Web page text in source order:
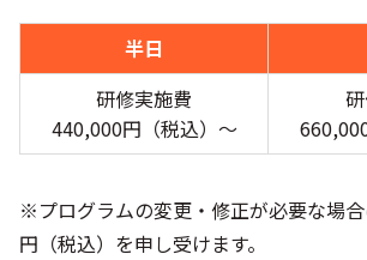
半日
研修実施費
440,000円（税込）〜
※プログラムの変更・修正が必要な場
円（税込）を申し受けます。